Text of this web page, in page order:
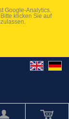
Google-Analytics.
. Bitte klicken Sie auf